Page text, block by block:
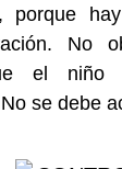
porque
No
el niño
se debe